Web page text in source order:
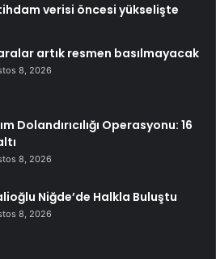
verisi öncesi yükselişte
artık resmen basılmayacak
8, 2026
Dolandırıcılığı Operasyonu: 16
8, 2026
Niğde’de Halkla Buluştu
8, 2026